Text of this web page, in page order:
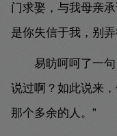
门求娶，与我母亲
是你失信于我，别
易昉呵呵了一
说过啊？如此说来
那个多余的人。”